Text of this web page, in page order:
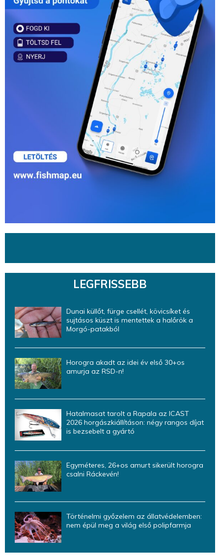
LEGFRISSEBB
Dunai küllőt, fürge csellét, kövicsíket és
sujtásos küszt is mentettek a halőrök a
Morgó-patakból
Horogra akadt az idei év első 30+os
amurja az RSD-n!
Hatalmasat tarolt a Rapala az ICAST
2026 horgászkiállításon: négy rangos díjat
is bezsebelt a gyártó
Egyméteres, 26+os amurt sikerült horogra
csalni Ráckevén!
Történelmi győzelem az állatvédelemben:
nem épül meg a világ első polipfarmja